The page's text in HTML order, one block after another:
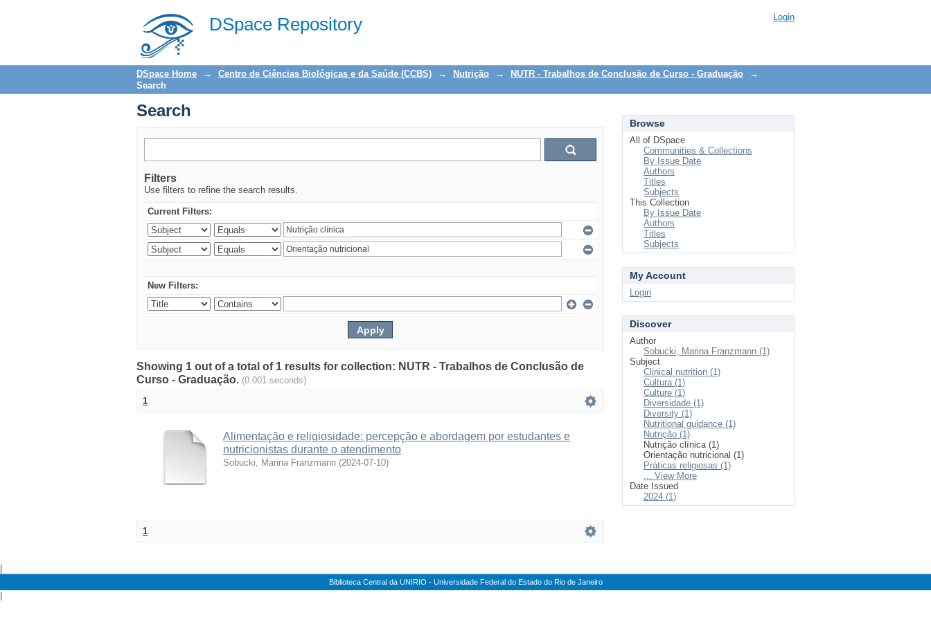
DSpace Repository
Search Login
DSpace Home → Centro de Ciências Biológicas e da Saúde (CCBS) → Nutrição → NUTR - Trabalhos de Conclusão de Curso - Graduação
→
Search
Search
Filters
Use filters to refine the search results.
Current Filters:
New Filters:
Showing 1 out of a total of 1 results for collection: NUTR - Trabalhos de Conclusão de
Curso - Graduação. (0.001 seconds)
1
Alimentação e religiosidade: percepção e abordagem por estudantes e
nutricionistas durante o atendimento
Sobucki, Marina Franzmann (2024-07-10)
1
Browse
All of DSpace
Communities & Collections
By Issue Date
Authors
Titles
Subjects
This Collection
By Issue Date
Authors
Titles
Subjects
My Account
Login
Discover
Author
Sobucki, Marina Franzmann (1)
Subject
Clinical nutrition (1)
Cultura (1)
Culture (1)
Diversidade (1)
Diversity (1)
Nutritional guidance (1)
Nutrição (1)
Nutrição clínica (1)
Orientação nutricional (1)
Práticas religiosas (1)
... View More
Date Issued
2024 (1)
Biblioteca Central da UNIRIO - Universidade Federal do Estado do Rio de Janeiro